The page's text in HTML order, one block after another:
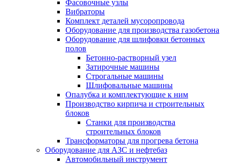
Фасовочные узлы
Вибраторы
Комплект деталей мусоропровода
Оборудование для производства газобетона
Оборудование для шлифовки бетонных
полов
Бетонно-растворный узел
Затирочные машины
Строгальные машины
Шлифовальные машины
Опалубка и комплектующие к ним
Производство кирпича и строительных
блоков
Cтанки для производства
строительных блоков
Трансформаторы для прогрева бетона
Оборудование для АЗС и нефтебаз
Автомобильный инструмент